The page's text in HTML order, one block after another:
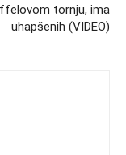
tornju, ima
uhapšenih (VIDEO)